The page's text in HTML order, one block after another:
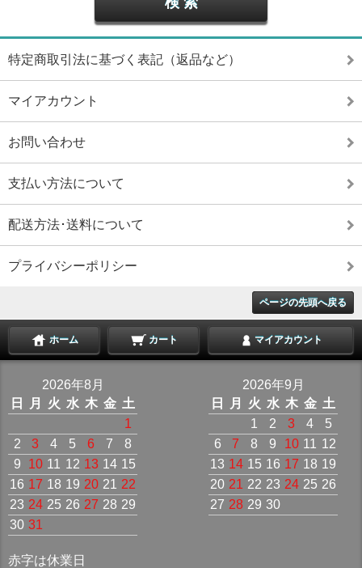
特定商取引法に基づく表記（返品など）
マイアカウント
お問い合わせ
支払い方法について
配送方法･送料について
プライバシーポリシー
ページの先頭へ戻る
ホーム カート マイアカウント
2026年8月
日
月 火 水 木 金 土
1
2
3 4 5 6 7
8
9
10 11 12 13 14 15
16 17 18 19 20 21 22
23 24 25 26 27 28 29
30 31
2026年9月
日
月 火 水 木 金 土
1
2 3 4
5
6
7 8 9 10 11 12
13 14 15 16 17 18 19
20 21 22 23 24 25 26
27 28 29 30
赤字は休業日